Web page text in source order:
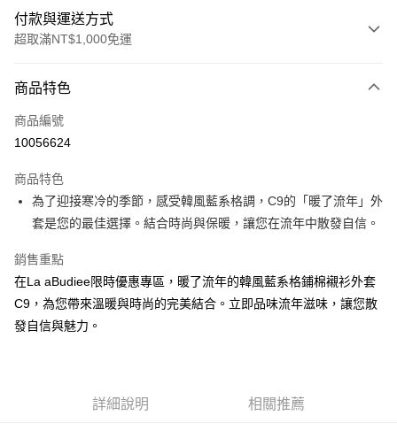
付款與運送方式
超取滿NT$1,000免運
信用卡一次付款
LINE Pay
悠遊付
ATM付款
貨到付款
運送方式
付款後全家純取貨
每筆NT$100，滿NT$1,500(含以上)免運費
商品特色
商品編號
10056624
商品特色
為了迎接寒冷的季節，感受韓風藍系格調，C9的「暖了流年」外
套是您的最佳選擇。結合時尚與保暖，讓您在流年中散發自信。
銷售重點
在La aBudiee限時優惠專區，暖了流年的韓風藍系格鋪棉襯衫外套
C9，為您帶來溫暖與時尚的完美結合。立即品味流年滋味，讓您散
發自信與魅力。
詳細說明 相關推薦